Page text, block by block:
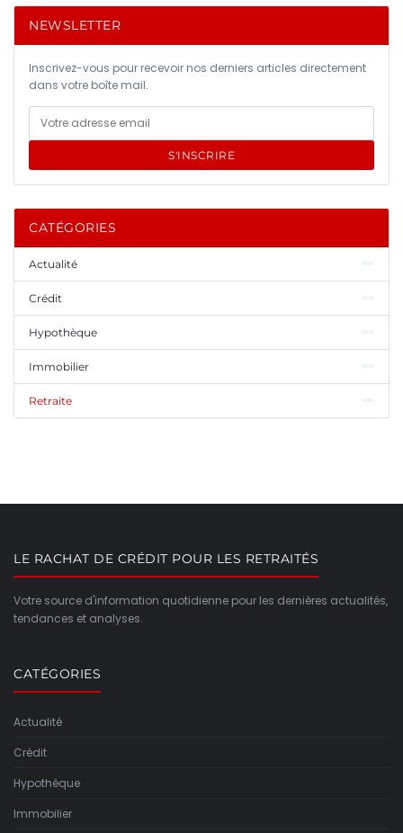
NEWSLETTER
Inscrivez-vous pour recevoir nos derniers articles directement
dans votre boîte mail.
S'INSCRIRE
CATÉGORIES
Actualité
Crédit
Hypothèque
Immobilier
Retraite
LE RACHAT DE CRÉDIT POUR LES RETRAITÉS
Votre source d'information quotidienne pour les dernières actualités,
tendances et analyses.
CATÉGORIES
Actualité
Crédit
Hypothèque
Immobilier